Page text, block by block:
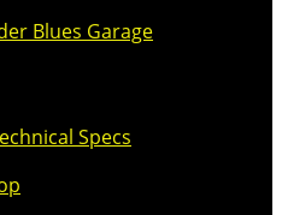
Blues Garage
Specs